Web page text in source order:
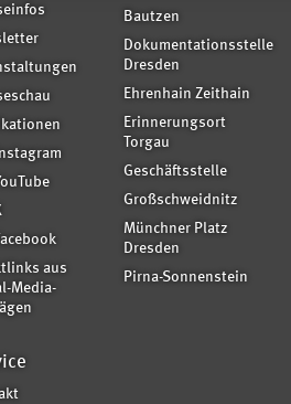
Instagram
aus
Media-
Bautzen
Dokumentationsstelle
Dresden
Ehrenhain Zeithain
Erinnerungsort
Torgau
Geschäftsstelle
Großschweidnitz
Münchner Platz
Dresden
Pirna-Sonnenstein